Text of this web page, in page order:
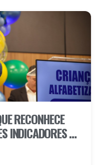
RECONHECE
INDICADORES DE